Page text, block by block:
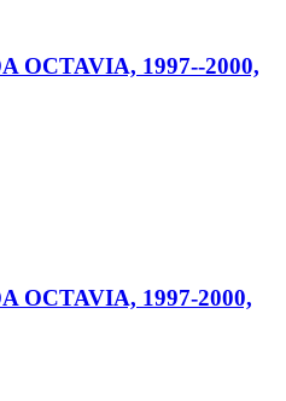
OCTAVIA, 1997--2000,
OCTAVIA, 1997-2000,